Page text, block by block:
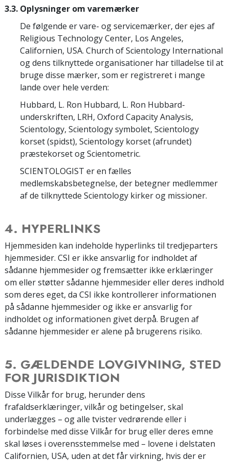
3.3. Oplysninger om varemærker
De følgende er vare- og servicemærker, der ejes af
Religious Technology Center, Los Angeles,
Californien, USA. Church of Scientology International
og dens tilknyttede organisationer har tilladelse til at
bruge disse mærker, som er registreret i mange
lande over hele verden:
Hubbard, L. Ron Hubbard, L. Ron Hubbard-
underskriften, LRH, Oxford Capacity Analysis,
Scientology, Scientology symbolet, Scientology
korset (spidst), Scientology korset (afrundet)
præstekorset og Scientometric.
SCIENTOLOGIST er en fælles
medlemskabsbetegnelse, der betegner medlemmer
af de tilknyttede Scientology kirker og missioner.
4. HYPERLINKS
Hjemmesiden kan indeholde hyperlinks til tredjeparters
hjemmesider. CSI er ikke ansvarlig for indholdet af
sådanne hjemmesider og fremsætter ikke erklæringer
om eller støtter sådanne hjemmesider eller deres indhold
som deres eget, da CSI ikke kontrollerer informationen
på sådanne hjemmesider og ikke er ansvarlig for
indholdet og informationen givet derpå. Brugen af
sådanne hjemmesider er alene på brugerens risiko.
5. GÆLDENDE LOVGIVNING, STED
FOR JURISDIKTION
Disse Vilkår for brug, herunder dens
frafaldserklæringer, vilkår og betingelser, skal
underlægges – og alle tvister vedrørende eller i
forbindelse med disse Vilkår for brug eller deres emne
skal løses i overensstemmelse med – lovene i delstaten
Californien, USA, uden at det får virkning, hvis der er